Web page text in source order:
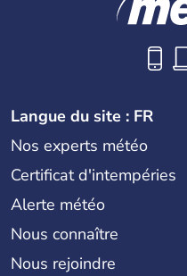
Langue du site : FR
Nos experts météo
Certificat d'intempéries
Alerte météo
Nous connaître
Nous rejoindre